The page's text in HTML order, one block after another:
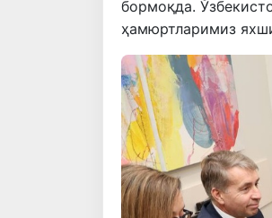
бормоқда.
ҳамюртларимиз